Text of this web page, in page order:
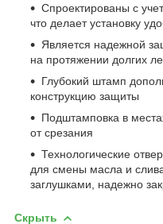
Спроектированы с
что делает установку
Является надежной
на протяжении долгих
Глубокий штамп
конструкцию защиты
Подштамповка в
от срезания
Технологические
для смены масла и
заглушками, надежно
Скрыть